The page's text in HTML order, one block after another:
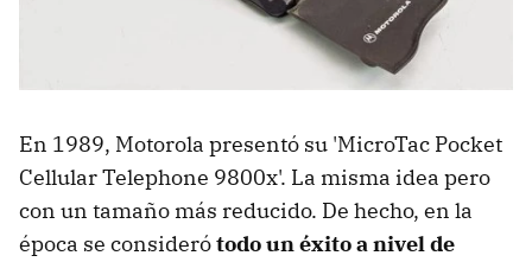
En 1989, Motorola presentó su 'MicroTac Pocket
Cellular Telephone 9800x'. La misma idea pero
con un tamaño más reducido. De hecho, en la
época se considerótodo un éxito a nivel de